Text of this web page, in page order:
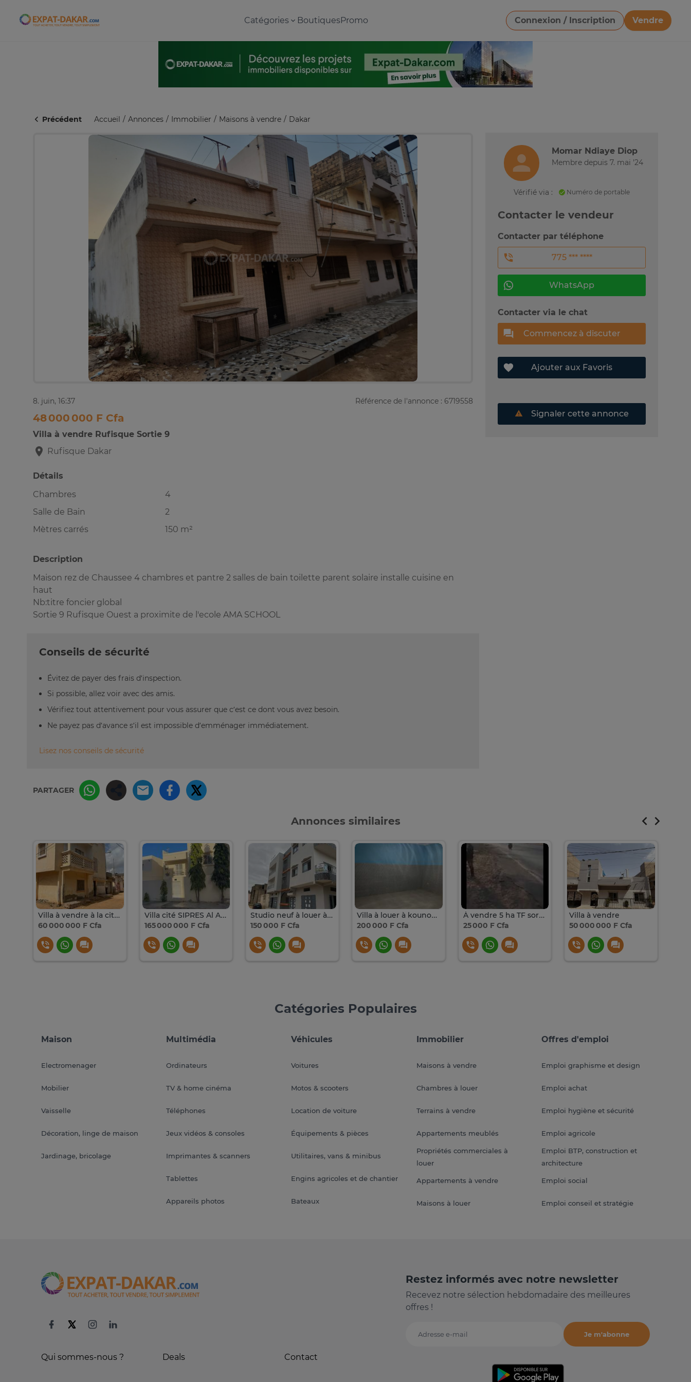
Expat-Dakar Catégories BoutiquesPromo Connexion / Inscription
Vendre
Télécharger une image
Précédent Accueil Annonces Immobilier Maisons à vendre Dakar
8. juin, 16:37 Référence de l'annonce : 6719558
48 000 000 F Cfa
Villa à vendre Rufisque Sortie 9
Rufisque Dakar
Détails
Chambres
4
Salle de Bain
2
Mètres carrés
150 m²
Description
Maison rez de Chaussee 4 chambres et pantre 2 salles de bain toilette parent solaire installe cuisine en
haut
Nb:titre foncier global
Sortie 9 Rufisque Ouest a proximite de l'ecole AMA SCHOOL
Conseils de sécurité
Évitez de payer des frais d’inspection.
Si possible, allez voir avec des amis.
Vérifiez tout attentivement pour vous assurer que c’est ce dont vous avez besoin.
Ne payez pas d’avance s’il est impossible d’emménager immédiatement.
Lisez nos conseils de sécurité
PARTAGER
Momar Ndiaye Diop
Membre depuis 7. mai '24
Vérifié via : Numéro de portable
Contacter le vendeur
Contacter par téléphone
775 *** ****
WhatsApp
Contacter via le chat
Commencez à discuter
Ajouter aux Favoris
Signaler cette annonce
Annonces similaires
Villa à vendre à la cité Sonacos de Rufisque
60 000 000 F Cfa
Villa cité SIPRES Al Ahzard de Zac MBAO sortie 9
165 000 000 F Cfa
Studio neuf à louer à la cité Sonacos à Zac Mbao sortie 9
150 000 F Cfa
Villa à louer à kounoune sortie 10 du péage
200 000 F Cfa
À vendre 5 ha TF sortie Poute,
25 000 F Cfa
Villa à vendre
50 000 000 F Cfa
Catégories Populaires
Maison
Electromenager
Mobilier
Vaisselle
Décoration, linge de maison
Jardinage, bricolage
Multimédia
Ordinateurs
TV & home cinéma
Téléphones
Jeux vidéos & consoles
Imprimantes & scanners
Tablettes
Appareils photos
Véhicules
Voitures
Motos & scooters
Location de voiture
Équipements & pièces
Utilitaires, vans & minibus
Engins agricoles et de chantier
Bateaux
Immobilier
Maisons à vendre
Chambres à louer
Terrains à vendre
Appartements meublés
Propriétés commerciales à
louer
Appartements à vendre
Maisons à louer
Offres d'emploi
Emploi graphisme et design
Emploi achat
Emploi hygiène et sécurité
Emploi agricole
Emploi BTP, construction et
architecture
Emploi social
Emploi conseil et stratégie
Qui sommes-nous ? Deals Contact
Restez informés avec notre newsletter
Recevez notre sélection hebdomadaire des meilleures
offres !
Adresse e-mail
Je m'abonne